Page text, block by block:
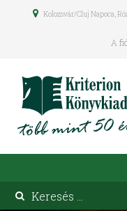
Kolozsvár/Cluj Napoca,
A